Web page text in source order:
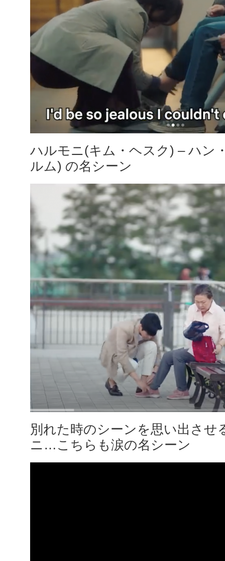
ハルモニ(キム・ヘスク) – ハン
ルム) の名シーン
別れた時のシーンを思い出させ
ニ…こちらも涙の名シーン